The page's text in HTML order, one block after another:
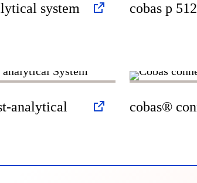
system cobas p
analytical
cobas®